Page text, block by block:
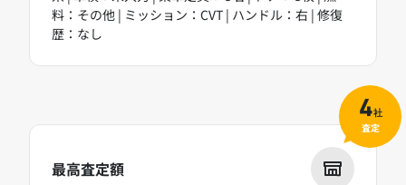
料：その他 | ミッション：CVT | ハンドル：右 | 修復
歴：なし
最高査定額
4社
査定